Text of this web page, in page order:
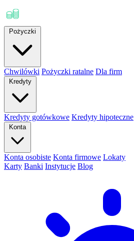
Pożyczki
Chwilówki Pożyczki ratalne Dla firm
Kredyty
Kredyty gotówkowe Kredyty hipoteczne
Konta
Konta osobiste Konta firmowe Lokaty
Karty Banki Instytucje Blog